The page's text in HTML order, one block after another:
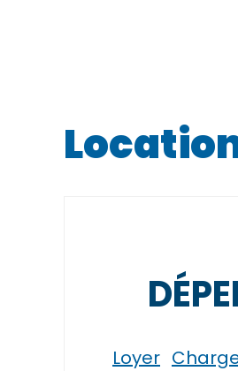
Loyer